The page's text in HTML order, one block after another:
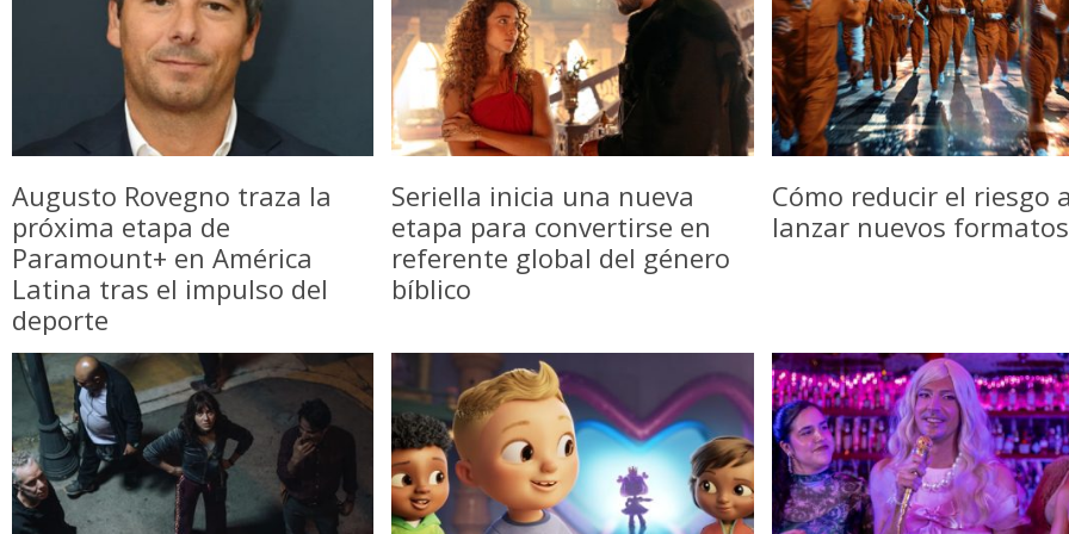
Augusto Rovegno traza la
próxima etapa de
Paramount+ en América
Latina tras el impulso del
deporte
Seriella inicia una nueva
etapa para convertirse en
referente global del género
bíblico
Cómo reducir el riesgo
lanzar nuevos formatos